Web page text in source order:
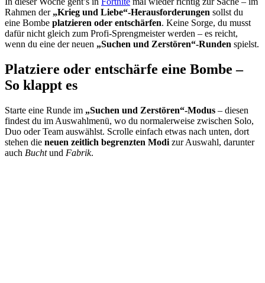
Rahmen der „Krieg und Liebe“-Herausforderungen sollst du
eine Bombe platzieren oder entschärfen. Keine Sorge, du musst
dafür nicht gleich zum Profi-Sprengmeister werden – es reicht,
wenn du eine der neuen „Suchen und Zerstören“-Runden spielst.
Platziere oder entschärfe eine Bombe –
So klappt es
Starte eine Runde im „Suchen und Zerstören“-Modus – diesen
findest du im Auswahlmenü, wo du normalerweise zwischen Solo,
Duo oder Team auswählst. Scrolle einfach etwas nach unten, dort
stehen die neuen zeitlich begrenzten Modi zur Auswahl, darunter
auch Buchtund Fabrik.